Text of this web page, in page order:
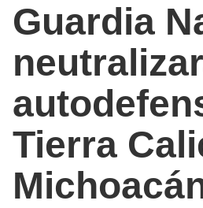
Guardia
Tierra